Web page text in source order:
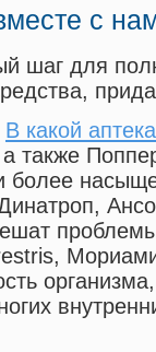
с
шаг для
В какой
также
более